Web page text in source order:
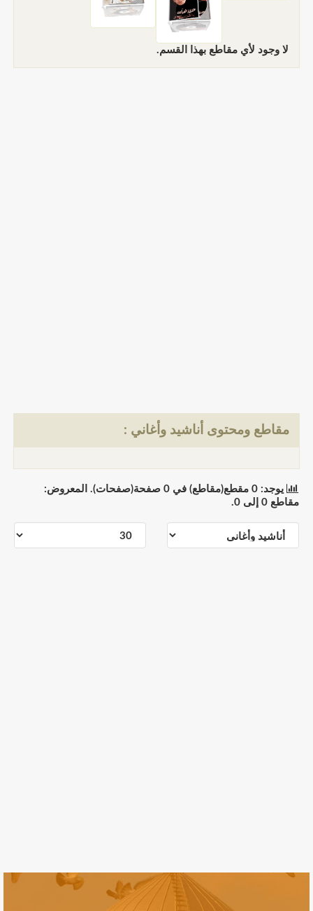
لا وجود لأي مقاطع بهذا القسم.
مقاطع ومحتوى أناشيد وأغاني :
يوجد: 0 مقطع(مقاطع) في 0 صفحة(صفحات). المعروض:
مقاطع 0 إلى 0.